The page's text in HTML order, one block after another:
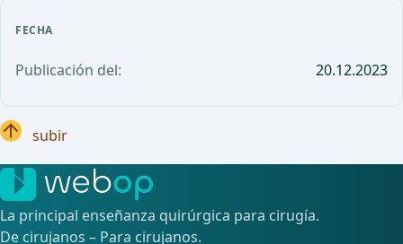
FECHA
Publicación del: 20.12.2023
subir
La principal enseñanza quirúrgica para cirugía.
De cirujanos – Para cirujanos.